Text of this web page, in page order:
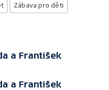
Zábava pro děti
a František
a František